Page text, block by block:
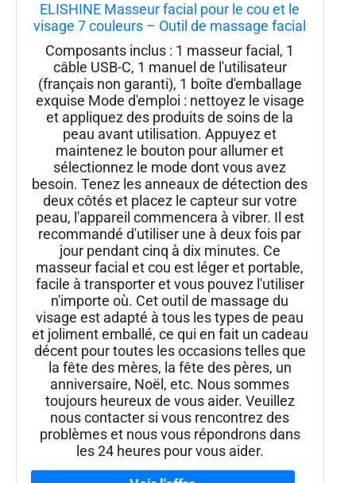
ELISHINE Masseur facial pour le cou et le
visage 7 couleurs – Outil de massage facial
pour soins de la peau à la maison, masseur
vibrant avec thermiques, rose
Composants inclus : 1 masseur facial, 1
câble USB-C, 1 manuel de l'utilisateur
(français non garanti), 1 boîte d'emballage
exquise Mode d'emploi : nettoyez le visage
et appliquez des produits de soins de la
peau avant utilisation. Appuyez et
maintenez le bouton pour allumer et
sélectionnez le mode dont vous avez
besoin. Tenez les anneaux de détection des
deux côtés et placez le capteur sur votre
peau, l'appareil commencera à vibrer. Il est
recommandé d'utiliser une à deux fois par
jour pendant cinq à dix minutes. Ce
masseur facial et cou est léger et portable,
facile à transporter et vous pouvez l'utiliser
n'importe où. Cet outil de massage du
visage est adapté à tous les types de peau
et joliment emballé, ce qui en fait un cadeau
décent pour toutes les occasions telles que
la fête des mères, la fête des pères, un
anniversaire, Noël, etc. Nous sommes
toujours heureux de vous aider. Veuillez
nous contacter si vous rencontrez des
problèmes et nous vous répondrons dans
les 24 heures pour vous aider.